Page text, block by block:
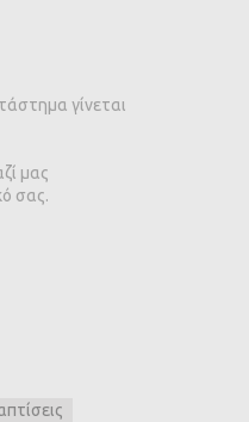
γίνεται
μας
σας.